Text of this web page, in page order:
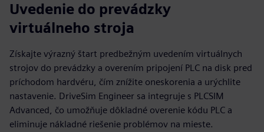
Uvedenie do prevádzky
virtuálneho stroja
Získajte výrazný štart predbežným uvedením virtuálnych
strojov do prevádzky a overením pripojení PLC na disk pred
príchodom hardvéru, čím znížite oneskorenia a urýchlite
nastavenie. DriveSim Engineer sa integruje s PLCSIM
Advanced, čo umožňuje dôkladné overenie kódu PLC a
eliminuje nákladné riešenie problémov na mieste.